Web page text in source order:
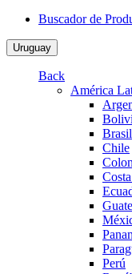
Buscador de
Uruguay
Back
América
Brasil
Chile
Perú